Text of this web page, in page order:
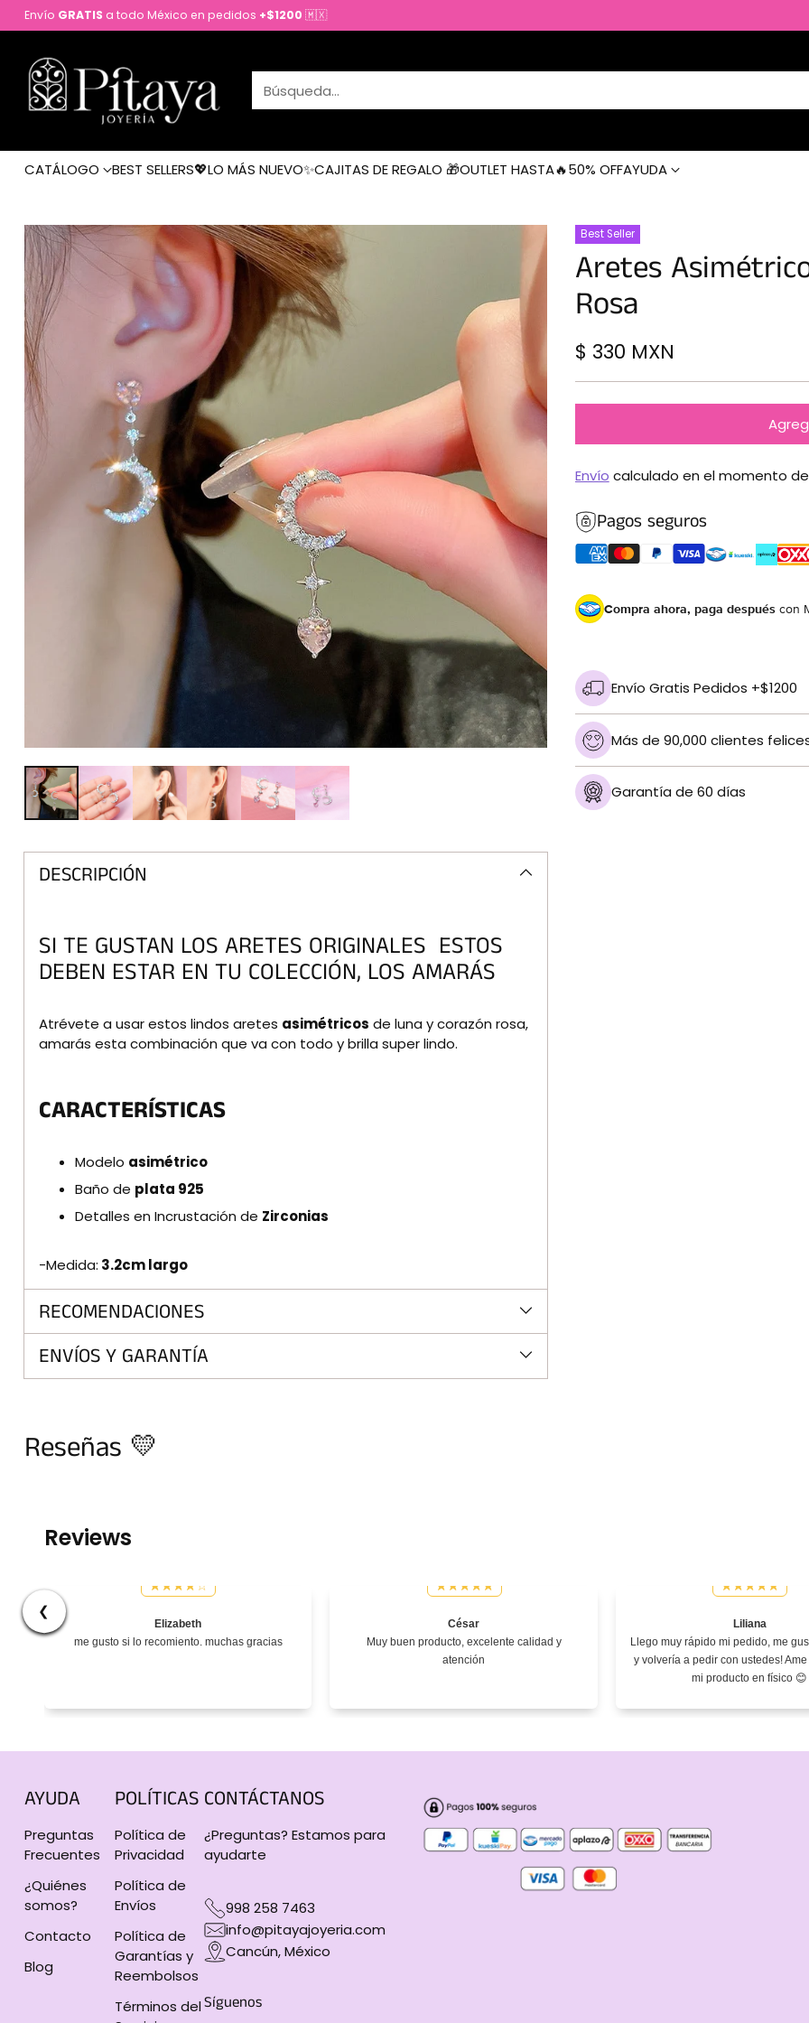
Envío GRATIS a todo México en pedidos +$1200 🇲🇽
Búsqueda…
CATÁLOGO BEST SELLERS💖LO MÁS NUEVO✨CAJITAS DE REGALO 🎁OUTLET HASTA🔥50% OFFAYUDA
DESCRIPCIÓN
SI TE GUSTAN LOS ARETES ORIGINALES ESTOS
DEBEN ESTAR EN TU COLECCIÓN, LOS AMARÁS
Atrévete a usar estos lindos aretes asimétricos de luna y corazón rosa,
amarás esta combinación que va con todo y brilla super lindo.
CARACTERÍSTICAS
Modelo asimétrico
Baño de plata 925
Detalles en Incrustación de Zirconias
-Medida: 3.2cm largo
RECOMENDACIONES
ENVÍOS Y GARANTÍA
Best Seller
Aretes
Rosa
Precio
$ 330 MXN
Envío calculado en el momento
Pagos seguros
Compra ahora, paga despuéscon
Envío Gratis Pedidos +$1200
Más de 90,000 clientes
Garantía de 60 días
Reseñas 💛
Reviews
❮
Elizabeth
me gusto si lo recomiento. muchas gracias
César
Muy buen producto, excelente calidad y
atención
Liliana
Llego muy rápido mi pedido, me
y volvería a pedir con ustedes!
mi producto en físico 😊
AYUDA
Preguntas
Frecuentes
¿Quiénes
somos?
Contacto
Blog
POLÍTICAS
Política de
Privacidad
Política de
Envíos
Política de
Garantías y
Reembolsos
Términos del
CONTÁCTANOS
¿Preguntas? Estamos para
ayudarte
998 258 7463
info@pitayajoyeria.com
Cancún, México
Síguenos